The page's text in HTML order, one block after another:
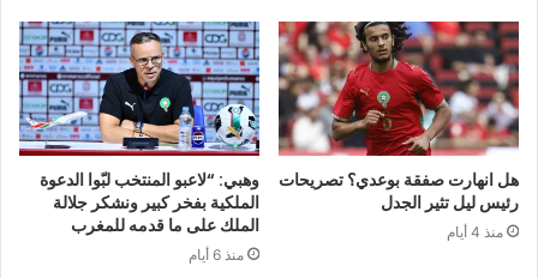
هل انهارت صفقة بوعدي؟ تصريحات
رئيس ليل تثير الجدل
منذ 4 أيام
وهبي: “لاعبو المنتخب لبّوا الدعوة
الملكية بفخر كبير ونشكر جلالة
الملك على ما قدمه للمغرب
منذ 6 أيام